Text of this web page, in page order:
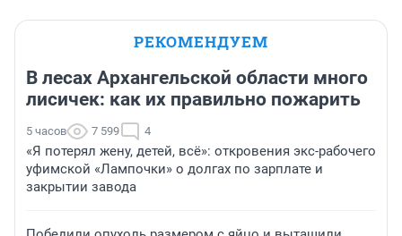
РЕКОМЕНДУЕМ
В лесах Архангельской области много
лисичек: как их правильно пожарить
5 часов 7 599 4
«Я потерял жену, детей, всё»: откровения экс-рабочего
уфимской «Лампочки» о долгах по зарплате и
закрытии завода